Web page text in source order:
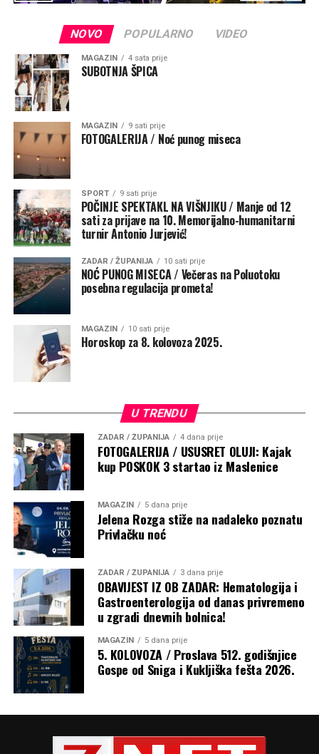
Potaknuo je pomorce i putnike da podignu pogled
prema Majci kada tuda prolaze, prekriže se i barem
kratko zamole da ih čuva na putu života
podsjeća da životno putovanje ne započinjemo sami i da
nijedan povratak nije samo plod naše vještine, nego i
Božje providnosti. Neka taj kip bude svjetionik vjere i
nade, znak da nad nama bdije Majka koja nas upućuje
prema sigurnoj luci – Kristu Spasitelju“, poručio je
nadbiskup.
Razmatrajući navješteno Evanđelje u kojem je na riječi
žene: „Blažena utroba koja te nosila i prsi koje si sisao!“,
Isus odgovorio: „Još blaženiji oni koji slušaju riječ Božju i
čuvaju je!“, nadbiskup je rekao da to otkriva pravu
veličinu Marije. „Marija nije blažena samo jer je rodila
povjerovala joj, prihvatila je i ostala joj vjerna tijekom
cijelog života. Prije nego što je rodila Isusa po tijelu,
NOVO POPULARNO VIDEO
MAGAZIN 4 sata prije
SUBOTNJA ŠPICA
MAGAZIN 9 sati prije
FOTOGALERIJA / Noć punog miseca
SPORT 9 sati prije
POČINJE SPEKTAKL NA VIŠNJIKU / Manje od 12
sati za prijave na 10. Memorijalno-humanitarni
turnir Antonio Jurjević!
ZADAR / ŽUPANIJA 10 sati prije
NOĆ PUNOG MISECA / Večeras na Poluotoku
posebna regulacija prometa!
MAGAZIN 10 sati prije
Horoskop za 8. kolovoza 2025.
U TRENDU
ZADAR / ŽUPANIJA 4 dana prije
FOTOGALERIJA / USUSRET OLUJI: Kajak
kup POSKOK 3 startao iz Maslenice
MAGAZIN 5 dana prije
Jelena Rozga stiže na nadaleko poznatu
Privlačku noć
ZADAR / ŽUPANIJA 3 dana prije
OBAVIJEST IZ OB ZADAR: Hematologija i
Gastroenterologija od danas privremeno
u zgradi dnevnih bolnica!
MAGAZIN 5 dana prije
5. KOLOVOZA / Proslava 512. godišnjice
Gospe od Sniga i Kukljiška fešta 2026.